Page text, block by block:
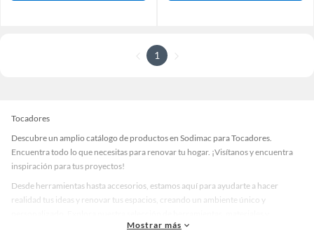
1
Tocadores
Descubre un amplio catálogo de productos en Sodimac para Tocadores.
Encuentra todo lo que necesitas para renovar tu hogar. ¡Visítanos y encuentra
inspiración para tus proyectos!
Desde herramientas hasta accesorios, estamos aquí para ayudarte a hacer
realidad tus ideas y renovar tus espacios, creando un ambiente único y
accesorios de calidad que te ayudarán a crear un espacio más tú.
Mostrar más